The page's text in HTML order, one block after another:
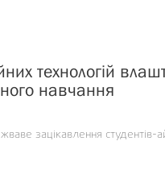
технологій
навчання
зацікавлення студентів-